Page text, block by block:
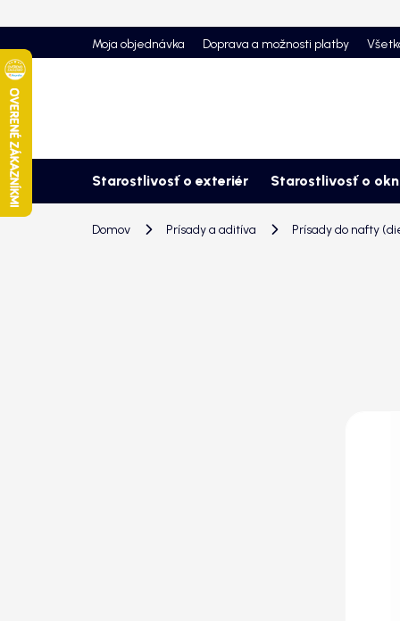
na
obsah
Moja objednávka Doprava a možnosti platby
Starostlivosť o exteriér Starostlivosť o
Domov Prísady a aditíva Prísady do nafty